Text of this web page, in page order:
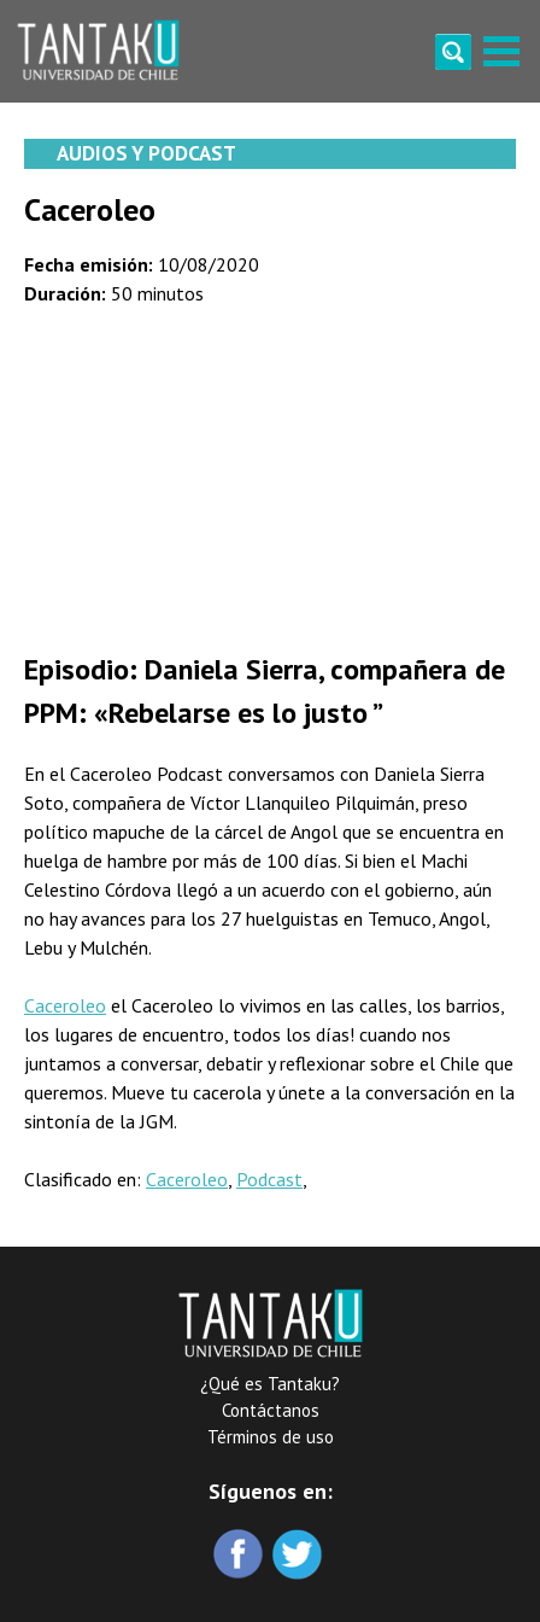
content
AUDIOS Y PODCAST
Caceroleo
Fecha emisión: 10/08/2020
Duración: 50 minutos
Episodio: Daniela Sierra, compañera de
PPM: «Rebelarse es lo justo ”
En el Caceroleo Podcast conversamos con Daniela Sierra
Soto, compañera de Víctor Llanquileo Pilquimán, preso
político mapuche de la cárcel de Angol que se encuentra en
huelga de hambre por más de 100 días. Si bien el Machi
Celestino Córdova llegó a un acuerdo con el gobierno, aún
no hay avances para los 27 huelguistas en Temuco, Angol,
Lebu y Mulchén.
Caceroleo el Caceroleo lo vivimos en las calles, los barrios,
los lugares de encuentro, todos los días! cuando nos
juntamos a conversar, debatir y reflexionar sobre el Chile que
queremos. Mueve tu cacerola y únete a la conversación en la
sintonía de la JGM.
Clasificado en: Caceroleo, Podcast,
¿Qué es Tantaku?
Contáctanos
Términos de uso
Síguenos en: